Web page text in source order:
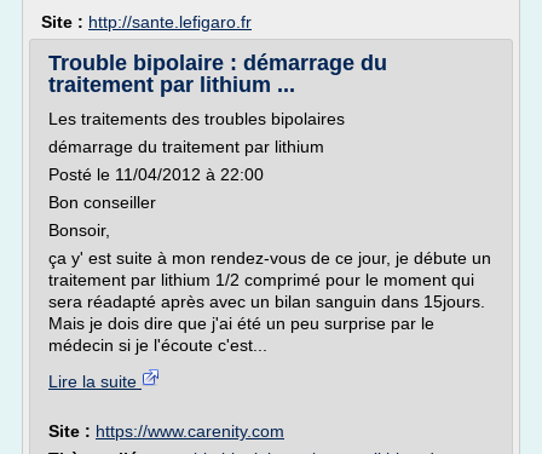
Site : http://sante.lefigaro.fr
Trouble bipolaire : démarrage du
traitement par lithium ...
Les traitements des troubles bipolaires
démarrage du traitement par lithium
Posté le 11/04/2012 à 22:00
Bon conseiller
Bonsoir,
ça y' est suite à mon rendez-vous de ce jour, je débute un
traitement par lithium 1/2 comprimé pour le moment qui
sera réadapté après avec un bilan sanguin dans 15jours.
Mais je dois dire que j'ai été un peu surprise par le
médecin si je l'écoute c'est...
Lire la suite
Site : https://www.carenity.com